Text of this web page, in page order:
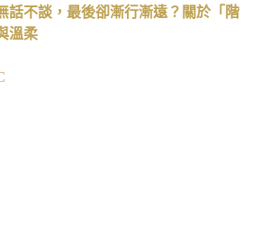
不談，最後卻漸行漸遠？關於「階
溫柔